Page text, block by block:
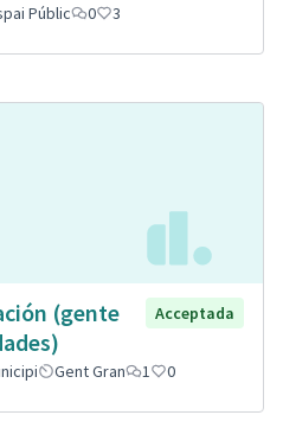
Públic 0 3
(gente
Acceptada
Gent Gran 1 0